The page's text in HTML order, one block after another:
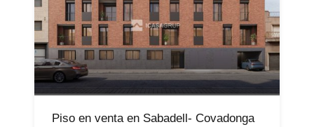
Piso en venta en Sabadell- Covadonga